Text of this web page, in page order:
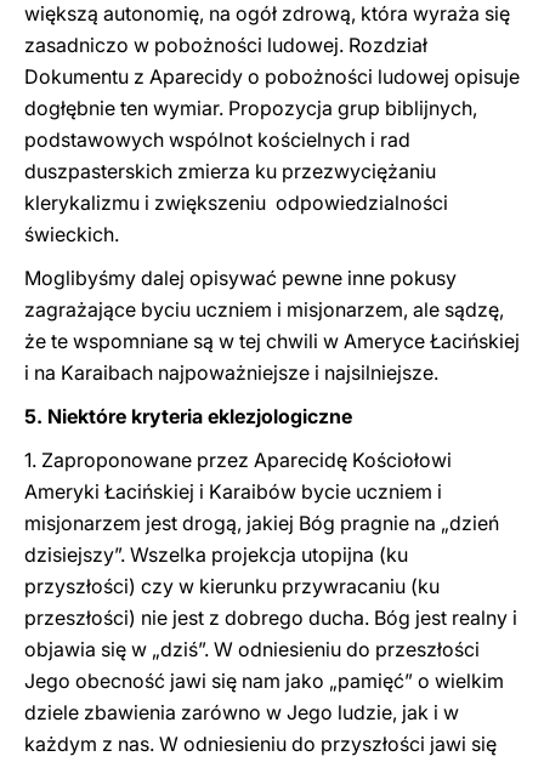
większą autonomię, na ogół zdrową, która wyraża się
zasadniczo w pobożności ludowej. Rozdział
Dokumentu z Aparecidy o pobożności ludowej opisuje
dogłębnie ten wymiar. Propozycja grup biblijnych,
podstawowych wspólnot kościelnych i rad
duszpasterskich zmierza ku przezwyciężaniu
klerykalizmu i zwiększeniu odpowiedzialności
świeckich.
Moglibyśmy dalej opisywać pewne inne pokusy
zagrażające byciu uczniem i misjonarzem, ale sądzę,
że te wspomniane są w tej chwili w Ameryce Łacińskiej
i na Karaibach najpoważniejsze i najsilniejsze.
5. Niektóre kryteria eklezjologiczne
1. Zaproponowane przez Aparecidę Kościołowi
Ameryki Łacińskiej i Karaibów bycie uczniem i
misjonarzem jest drogą, jakiej Bóg pragnie na „dzień
dzisiejszy”. Wszelka projekcja utopijna (ku
przyszłości) czy w kierunku przywracaniu (ku
przeszłości) nie jest z dobrego ducha. Bóg jest realny i
objawia się w „dziś”. W odniesieniu do przeszłości
Jego obecność jawi się nam jako „pamięć” o wielkim
dziele zbawienia zarówno w Jego ludzie, jak i w
każdym z nas. W odniesieniu do przyszłości jawi się